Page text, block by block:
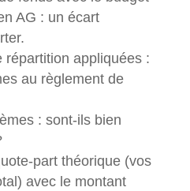
AG : un écart
répartition appliquées :
au règlement de
: sont-ils bien
part théorique (vos
avec le montant